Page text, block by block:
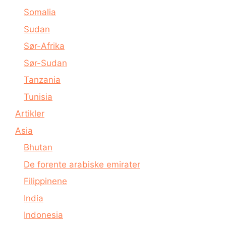
Somalia
Sudan
Sør-Afrika
Sør-Sudan
Tanzania
Tunisia
Artikler
Asia
Bhutan
De forente arabiske emirater
Filippinene
India
Indonesia